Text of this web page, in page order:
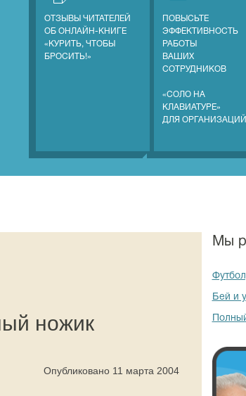
ОТЗЫВЫ ЧИТАТЕЛЕЙ
ОБ ОНЛАЙН-КНИГЕ
«КУРИТЬ, ЧТОБЫ
БРОСИТЬ!»
ПОВЫСЬТЕ
ЭФФЕКТИВНОСТЬ
РАБОТЫ
ВАШИХ
СОТРУДНИКОВ
«СОЛО НА
КЛАВИАТУРЕ»
ДЛЯ ОРГАНИЗАЦИЙ
ножик
Опубликовано 11 марта 2004
Мы
Бей и